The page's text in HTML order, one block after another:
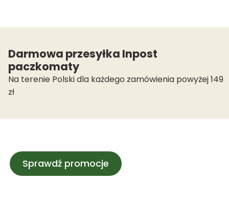
Darmowa przesyłka Inpost
paczkomaty
Na terenie Polski dla każdego zamówienia powyżej 149
zł
Sprawdź promocje